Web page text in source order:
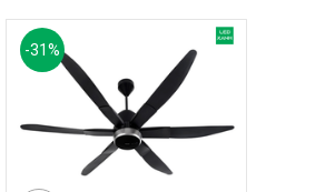
-31%